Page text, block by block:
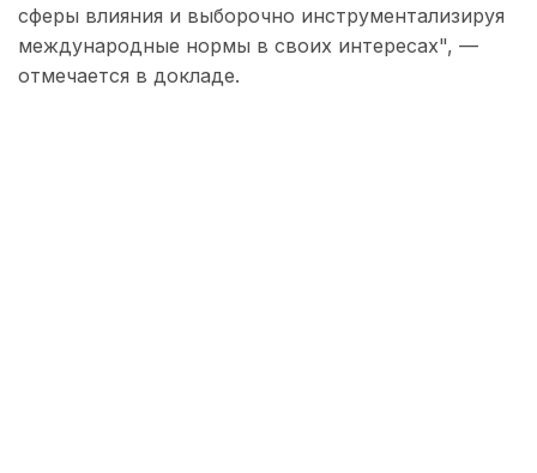
сферы влияния и выборочно инструментализируя
международные нормы в своих интересах", —
отмечается в докладе.